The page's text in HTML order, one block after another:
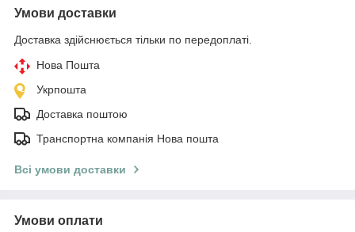
Умови доставки
Доставка здійснюється тільки по передоплаті.
Нова Пошта
Укрпошта
Доставка поштою
Транспортна компанія Нова пошта
Всі умови доставки
Умови оплати